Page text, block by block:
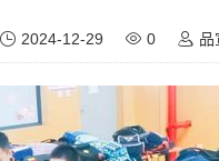
2024-12-29 0 品